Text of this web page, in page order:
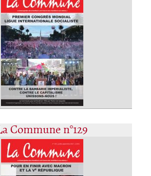
Commune n°129